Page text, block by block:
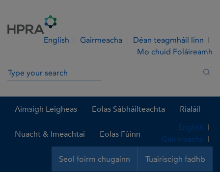
English Gairmeacha
Déan teagmháil linn
Mo chuid Foláireamh
Search in site
Aimsigh Leigheas Eolas Sábháilteachta Rialáil
Nuacht & Imeachtaí Eolas Fúinn
Seol foirm chugainn Tuairiscigh fadhb
English
Gairmeacha